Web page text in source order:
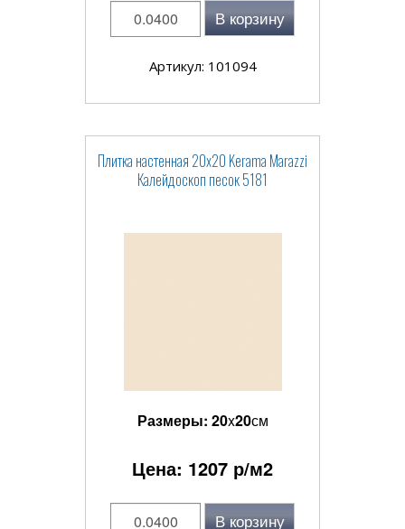
В корзину
Артикул: 101094
Плитка настенная 20x20 Kerama Marazzi
Калейдоскоп песок 5181
Размеры: 20x20см
Цена: 1207 р/м2
В корзину